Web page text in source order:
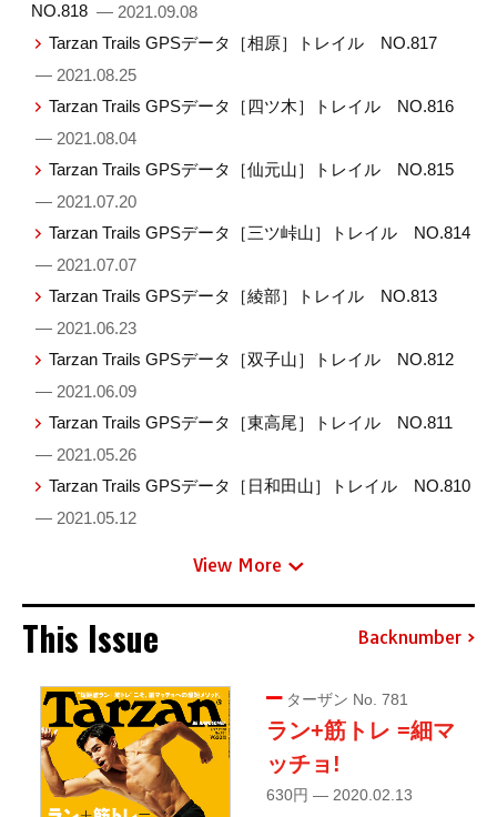
NO.818 — 2021.09.08
Tarzan Trails GPSデータ［相原］トレイル NO.817
— 2021.08.25
Tarzan Trails GPSデータ［四ツ木］トレイル NO.816
— 2021.08.04
Tarzan Trails GPSデータ［仙元山］トレイル NO.815
— 2021.07.20
Tarzan Trails GPSデータ［三ツ峠山］トレイル NO.814
— 2021.07.07
Tarzan Trails GPSデータ［綾部］トレイル NO.813
— 2021.06.23
Tarzan Trails GPSデータ［双子山］トレイル NO.812
— 2021.06.09
Tarzan Trails GPSデータ［東高尾］トレイル NO.811
— 2021.05.26
Tarzan Trails GPSデータ［日和田山］トレイル NO.810
— 2021.05.12
View More
This Issue Backnumber
ターザン No. 781
ラン+筋トレ =細マ
ッチョ!
630円 — 2020.02.13